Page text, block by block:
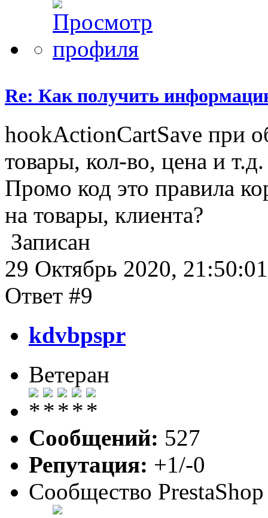
Re: Как получить
hookActionCartSave при
товары, кол-во, цена и т.д.
Промо код это правила
на товары, клиента?
Записан
29 Октябрь 2020, 21:50:01
Ответ #9
kdvbpspr
Ветеран
Сообщений: 527
Репутация: +1/-0
Сообщество PrestaShop